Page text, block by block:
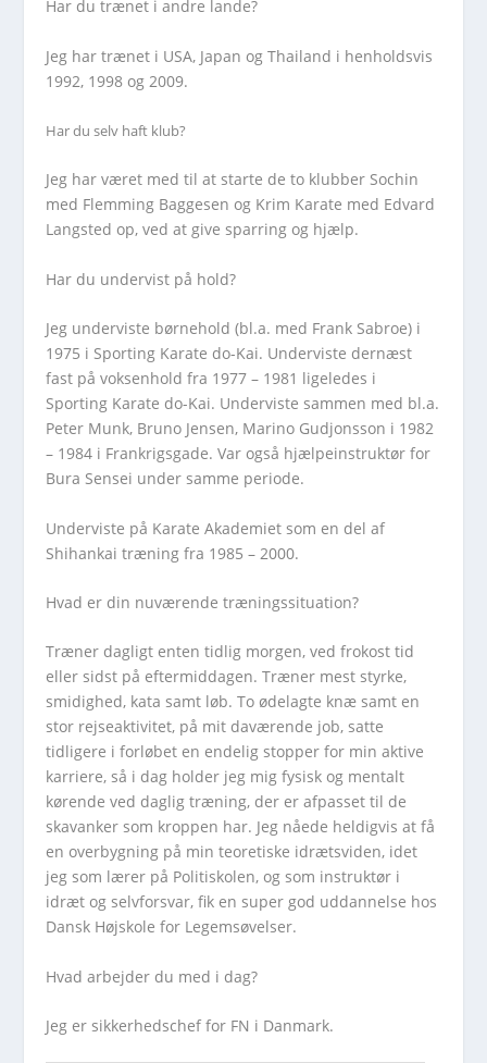
Har du trænet i andre lande?
Jeg har trænet i USA, Japan og Thailand i henholdsvis
1992, 1998 og 2009.
Har du selv haft klub?
Jeg har været med til at starte de to klubber Sochin
med Flemming Baggesen og Krim Karate med Edvard
Langsted op, ved at give sparring og hjælp.
Har du undervist på hold?
Jeg underviste børnehold (bl.a. med Frank Sabroe) i
1975 i Sporting Karate do-Kai. Underviste dernæst
fast på voksenhold fra 1977 – 1981 ligeledes i
Sporting Karate do-Kai. Underviste sammen med bl.a.
Peter Munk, Bruno Jensen, Marino Gudjonsson i 1982
– 1984 i Frankrigsgade. Var også hjælpeinstruktør for
Bura Sensei under samme periode.
Underviste på Karate Akademiet som en del af
Shihankai træning fra 1985 – 2000.
Hvad er din nuværende træningssituation?
Træner dagligt enten tidlig morgen, ved frokost tid
eller sidst på eftermiddagen. Træner mest styrke,
smidighed, kata samt løb. To ødelagte knæ samt en
stor rejseaktivitet, på mit daværende job, satte
tidligere i forløbet en endelig stopper for min aktive
karriere, så i dag holder jeg mig fysisk og mentalt
kørende ved daglig træning, der er afpasset til de
skavanker som kroppen har. Jeg nåede heldigvis at få
en overbygning på min teoretiske idrætsviden, idet
jeg som lærer på Politiskolen, og som instruktør i
idræt og selvforsvar, fik en super god uddannelse hos
Dansk Højskole for Legemsøvelser.
Hvad arbejder du med i dag?
Jeg er sikkerhedschef for FN i Danmark.